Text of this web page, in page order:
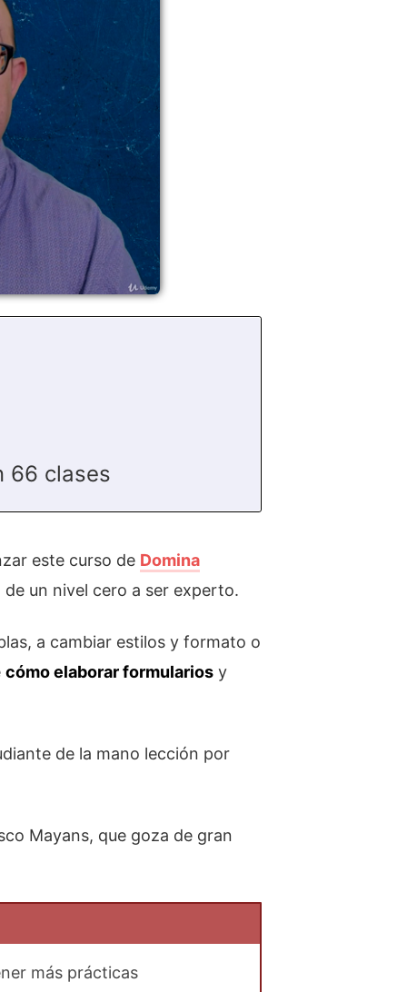
66 clases
este curso de Domina
un nivel cero a ser experto.
a cambiar estilos y formato o
cómo elaborar formularios y
de la mano lección por
Mayans, que goza de gran
más prácticas